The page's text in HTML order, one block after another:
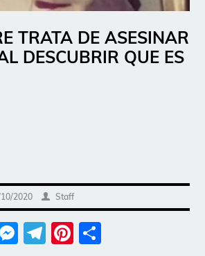
TRATA DE ASESINAR
DESCUBRIR QUE ES
2020 Staff
Messenger
Telegram
Pinterest